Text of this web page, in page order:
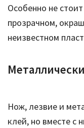
Особенно не
прозрачном,
неизвестном
Нож, лезвие и
клей, но вместе с